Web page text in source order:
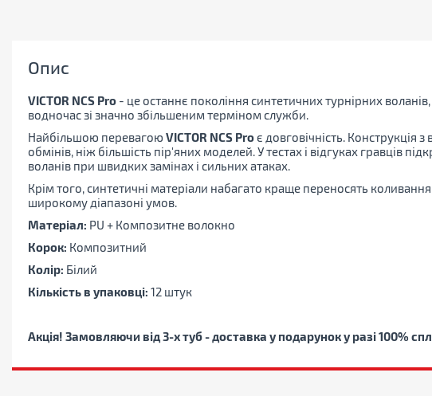
Опис
VICTOR NCS Pro - це останнє покоління синтетичних турнірних
водночас зі значно збільшеним терміном служби.
Найбільшою перевагою VICTOR NCS Proє довговічність. Конструкція
обмінів, ніж більшість пір'яних моделей. У тестах і відгуках гравців
воланів при швидких замінах і сильних атаках.
Крім того, синтетичні матеріали набагато краще переносять
широкому діапазоні умов.
Матеріал: PU + Композитне волокно
Корок: Композитний
Колір: Білий
Кількість в упаковці: 12 штук
Акція! Замовляючи від 3-х туб - доставка у подарунок у разі 100%